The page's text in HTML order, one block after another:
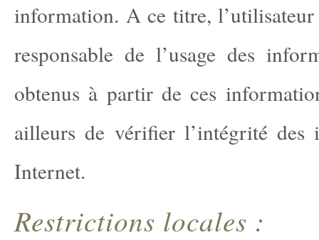
information. A ce titre,
responsable de l’usage des
obtenus à partir de ces
ailleurs de vérifier l’intégrité des
Internet.
Restrictions locales :